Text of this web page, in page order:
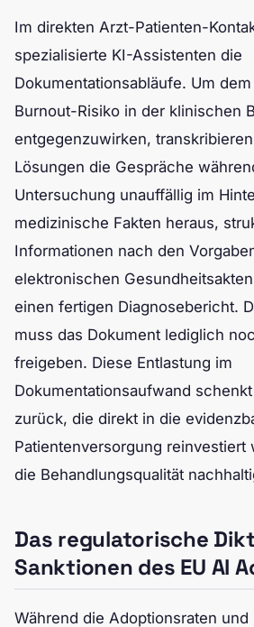
Im direkten Arzt-Patienten-
spezialisierte KI-Assistenten die
Dokumentationsabläufe. Um
Burnout-Risiko in der klinischen
entgegenzuwirken,
Lösungen die Gespräche
Untersuchung unauffällig im
medizinische Fakten heraus,
Informationen nach den
elektronischen
einen fertigen Diagnosebericht.
muss das Dokument lediglich
freigeben. Diese Entlastung im
Dokumentationsaufwand
zurück, die direkt in die
Patientenversorgung reinvestiert
die Behandlungsqualität
Das regulatorische
Sanktionen des EU AI
Während die Adoptionsraten und